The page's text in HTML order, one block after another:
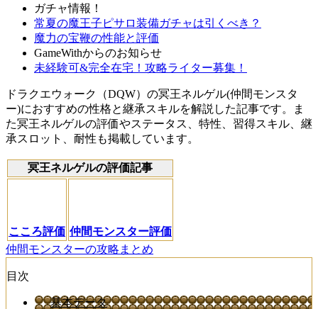
ガチャ情報！
常夏の魔王子ピサロ装備ガチャは引くべき？
魔力の宝鞭の性能と評価
GameWithからのお知らせ
未経験可&完全在宅！攻略ライター募集！
ドラクエウォーク（DQW）の冥王ネルゲル(仲間モンスタ
ー)におすすめの性格と継承スキルを解説した記事です。ま
た冥王ネルゲルの評価やステータス、特性、習得スキル、継
承スロット、耐性も掲載しています。
冥王ネルゲルの評価記事
こころ評価 仲間モンスター評価
仲間モンスターの攻略まとめ
目次
基本データ